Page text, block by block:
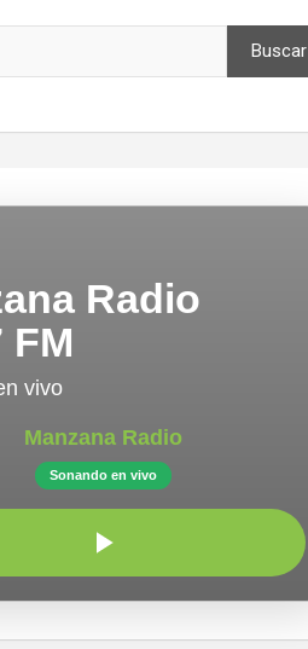
Buscar
Radio
FM
vivo
Manzana Radio
Sonando en vivo